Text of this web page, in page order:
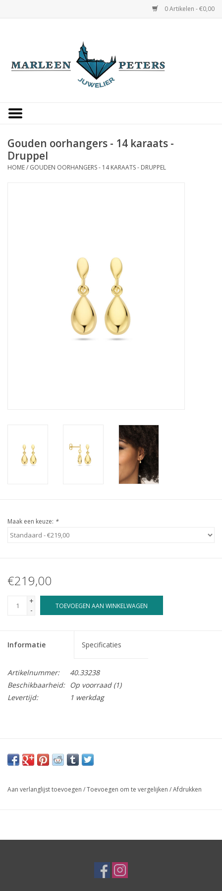
0 Artikelen - €0,00
Occasions
Cadeaukaarten
Gouden oorhangers - 14 karaats -
Druppel
HOME/ GOUDEN OORHANGERS - 14 KARAATS - DRUPPEL
Maak een keuze: *
€219,00
+
-
TOEVOEGEN AAN WINKELWAGEN
Informatie Specificaties
Artikelnummer:
40.33238
Beschikbaarheid:
Op voorraad(1)
Levertijd:
1 werkdag
Aan verlanglijst toevoegen /Toevoegen om te vergelijken /Afdrukken